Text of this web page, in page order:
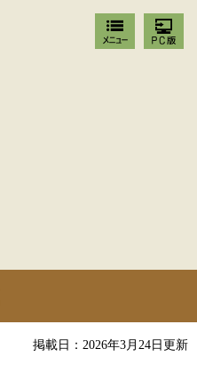
掲載日：2026年3月24日更新